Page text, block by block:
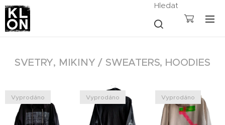
Hledat
SVETRY, MIKINY / SWEATERS, HOODIES
Vyprodáno Vyprodáno Vyprodáno